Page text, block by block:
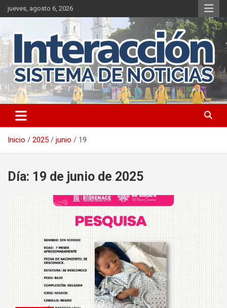
Saltar
al
jueves, agosto 6, 2026
Inicio 2025 junio 19
Día: 19 de junio de 2025